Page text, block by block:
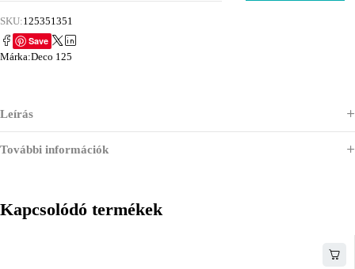
SKU:125351351
Save
Márka:Deco 125
Leírás
További információk
Kapcsolódó termékek